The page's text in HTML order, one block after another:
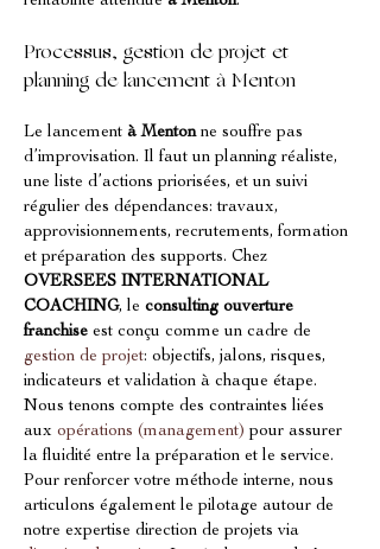
Processus, gestion de projet et
planning de lancement à Menton
Le lancement à Menton ne souffre pas
d’improvisation. Il faut un planning réaliste,
une liste d’actions priorisées, et un suivi
régulier des dépendances: travaux,
approvisionnements, recrutements, formation
et préparation des supports. Chez
OVERSEES INTERNATIONAL
COACHING, le consulting ouverture
franchise est conçu comme un cadre de
gestion de projet: objectifs, jalons, risques,
indicateurs et validation à chaque étape.
Nous tenons compte des contraintes liées
aux opérations (management) pour assurer
la fluidité entre la préparation et le service.
Pour renforcer votre méthode interne, nous
articulons également le pilotage autour de
notre expertise direction de projets via